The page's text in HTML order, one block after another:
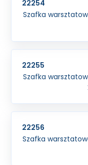
22254
Szafka
22255
Szafka
22256
Szafka